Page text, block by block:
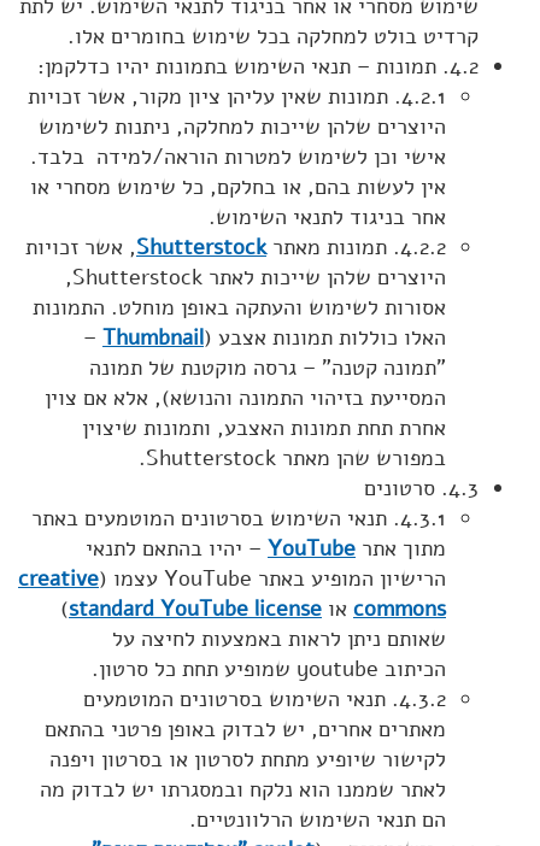
שימוש מסחרי או אחר בניגוד לתנאי השימוש. יש לתת
קרדיט בולט למחלקה בכל שימוש בחומרים אלו.
4.2. תמונות – תנאי השימוש בתמונות יהיו כדלקמן:
4.2.1. תמונות שאין עליהן ציון מקור, אשר זכויות
היוצרים שלהן שייכות למחלקה, ניתנות לשימוש
אישי וכן לשימוש למטרות הוראה/למידה בלבד.
אין לעשות בהם, או בחלקם, כל שימוש מסחרי או
אחר בניגוד לתנאי השימוש.
4.2.2. תמונות מאתר
Shutterstock, אשר זכויות
היוצרים שלהן שייכות לאתר Shutterstock,
אסורות לשימוש והעתקה באופן מוחלט. התמונות
האלו כוללות תמונות אצבע (Thumbnail
–
"תמונה קטנה" – גרסה מוקטנת של תמונה
המסייעת בזיהוי התמונה והנושא), אלא אם צוין
אחרת תחת תמונות האצבע, ותמונות שיצוין
במפורש שהן מאתר Shutterstock.
4.3. סרטונים
4.3.1. תנאי השימוש בסרטונים המוטמעים באתר
מתוך אתר YouTube – יהיו בהתאם לתנאי
הרישיון המופיע באתר YouTube עצמו (
creative
commons או standard YouTube license
)
שאותם ניתן לראות באמצעות לחיצה על
הכיתוב youtube שמופיע תחת כל סרטון.
4.3.2. תנאי השימוש בסרטונים המוטמעים
מאתרים אחרים, יש לבדוק באופן פרטני בהתאם
לקישור שיופיע מתחת לסרטון או בסרטון ויפנה
לאתר שממנו הוא נלקח ובמסגרתו יש לבדוק מה
הם תנאי השימוש הרלוונטיים.